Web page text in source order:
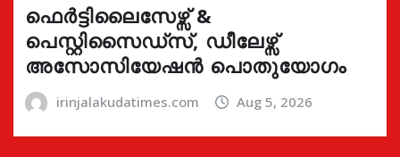
ഫെർട്ടിലൈസേഴ്സ് &
പെസ്റ്റിസൈഡ്സ്, ഡീലേഴ്സ്
അസോസിയേഷൻ പൊതുയോഗം
irinjalakudatimes.com Aug 5, 2026